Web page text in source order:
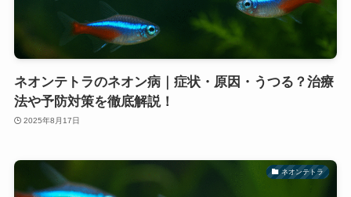
ネオンテトラのネオン病｜症状・原因・うつる？治療
法や予防対策を徹底解説！
2025年8月17日
ネオンテトラ